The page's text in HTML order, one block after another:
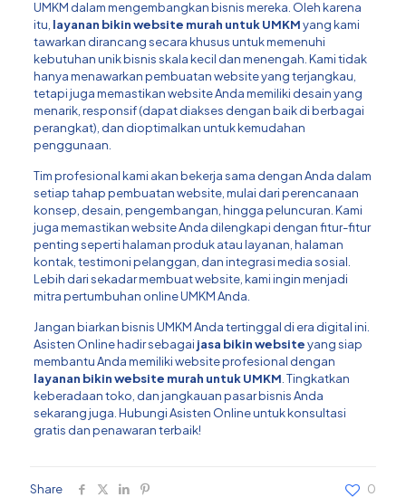
UMKM dalam mengembangkan bisnis mereka. Oleh karena
itu, layanan bikin website murah untuk UMKMyang kami
tawarkan dirancang secara khusus untuk memenuhi
kebutuhan unik bisnis skala kecil dan menengah. Kami tidak
hanya menawarkan pembuatan website yang terjangkau,
tetapi juga memastikan website Anda memiliki desain yang
menarik, responsif (dapat diakses dengan baik di berbagai
perangkat), dan dioptimalkan untuk kemudahan
penggunaan.
Tim profesional kami akan bekerja sama dengan Anda dalam
setiap tahap pembuatan website, mulai dari perencanaan
konsep, desain, pengembangan, hingga peluncuran. Kami
juga memastikan website Anda dilengkapi dengan fitur-fitur
penting seperti halaman produk atau layanan, halaman
kontak, testimoni pelanggan, dan integrasi media sosial.
Lebih dari sekadar membuat website, kami ingin menjadi
mitra pertumbuhan online UMKM Anda.
Jangan biarkan bisnis UMKM Anda tertinggal di era digital ini.
Asisten Online hadir sebagai jasa bikin websiteyang siap
membantu Anda memiliki website profesional dengan
layanan bikin website murah untuk UMKM . Tingkatkan
keberadaan toko, dan jangkauan pasar bisnis Anda
sekarang juga. Hubungi Asisten Online untuk konsultasi
gratis dan penawaran terbaik!
Share 0